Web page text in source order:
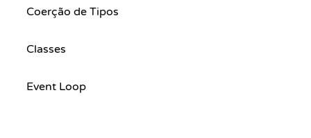
Coerção de Tipos
Classes
Event Loop